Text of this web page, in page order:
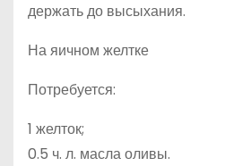
держать до высыхания.
На яичном желтке
Потребуется:
1 желток;
0.5 ч. л. масла оливы.